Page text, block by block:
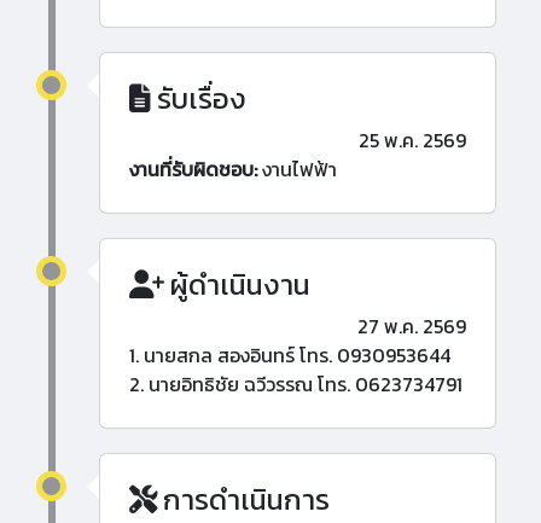
รับเรื่อง
25 พ.ค. 2569
งานที่รับผิดชอบ:งานไฟฟ้า
ผู้ดำเนินงาน
27 พ.ค. 2569
1. นายสกล สองอินทร์ โทร. 0930953644
2. นายอิทธิชัย ฉวีวรรณ โทร. 0623734791
การดำเนินการ